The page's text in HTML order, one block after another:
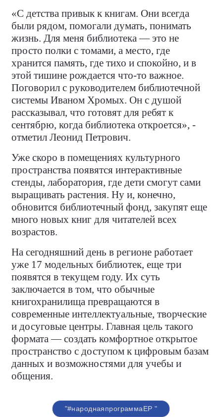
«С детства привык к книгам. Они всегда
были рядом, помогали думать, понимать
жизнь. Для меня библиотека — это не
просто полки с томами, а место, где
хранится память, где тихо и спокойно, и в
этой тишине рождается что-то важное.
Поговорил с руководителем библиотечной
системы Иваном Хромых. Он с душой
рассказывал, что готовят для ребят к
сентябрю, когда библиотека откроется», -
отметил Леонид Петрович.
Уже скоро в помещениях культурного
пространства появятся интерактивные
стенды, лаборатория, где дети смогут сами
выращивать растения. Ну и, конечно,
обновится библиотечный фонд, закупят еще
много новых книг для читателей всех
возрастов.
На сегодняшний день в регионе работает
уже 17 модельных библиотек, еще три
появятся в текущем году. Их суть
заключается в том, что обычные
книгохранилища превращаются в
современные интеллектуальные, творческие
и досуговые центры. Главная цель такого
формата — создать комфортное открытое
пространство с доступом к цифровым базам
данных и возможностями для учебы и
общения.
"#народнаяпрограммаЕР "